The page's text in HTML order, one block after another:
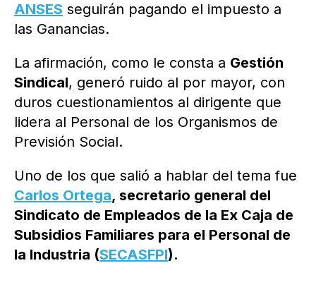
ANSES seguirán pagando el impuesto a
las Ganancias.
La afirmación, como le consta a Gestión
Sindical, generó ruido al por mayor, con
duros cuestionamientos al dirigente que
lidera al Personal de los Organismos de
Previsión Social.
Uno de los que salió a hablar del tema fue
Carlos Ortega, secretario general del
Sindicato de Empleados de la Ex Caja de
Subsidios Familiares para el Personal de
la Industria (SECASFPI).